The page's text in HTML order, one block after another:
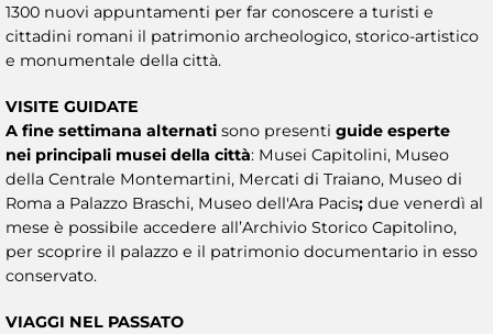
1300 nuovi appuntamenti per far conoscere a turisti e
cittadini romani il patrimonio archeologico, storico-artistico
e monumentale della città.
VISITE GUIDATE
A fine settimana alternati sono presenti guide esperte
nei principali musei della città: Musei Capitolini, Museo
della Centrale Montemartini, Mercati di Traiano, Museo di
Roma a Palazzo Braschi, Museo dell'Ara Pacis; due venerdì al
mese è possibile accedere all’Archivio Storico Capitolino,
per scoprire il palazzo e il patrimonio documentario in esso
conservato.
VIAGGI NEL PASSATO